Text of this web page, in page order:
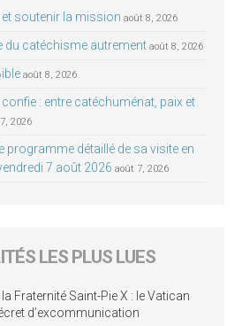
soutenir la mission août 8, 2026
du catéchisme autrement août 8, 2026
août 8, 2026
: entre catéchuménat, paix et
2026
programme détaillé de sa visite en
7 août 2026 août 7, 2026
LES PLUS LUES
Fraternité Saint-Pie X : le Vatican
d’excommunication